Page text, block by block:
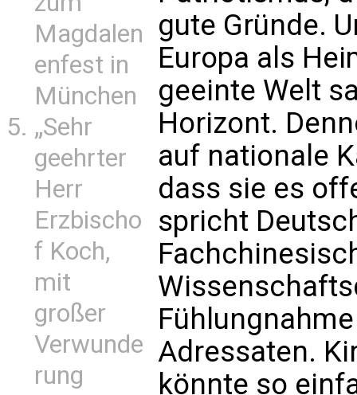
Magdalen
enfest in
München
„Sehr
geehrter
Herr
Erzbischo
f Koch,
mit
großer
Verwunde
rung
gute Gründe.
Europa als
geeinte Welt
Horizont.
auf nationale
dass sie es
spricht
Adressaten.
könnte so